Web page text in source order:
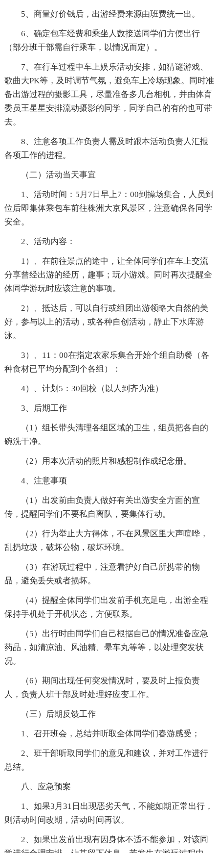
5、商量好价钱后，出游经费来源由班费统一出。
6、确定包车经费和乘坐人数接送同学们方便出行
（部分班干部需自行乘车，以情况而定）。
7、在行车过程中车上娱乐活动安排，如猜谜游戏、
歌曲大PK等，及时调节气氛，避免车上冷场现象。同时准
备出游过程的摄影工具，尽量准备多几台相机，并由体育
委员王星星安排流动摄影的同学，同学自己的有的也可带
去。
8、注意各项工作负责人需及时跟本活动负责人汇报
各项工作的进程。
（二）活动当天事宜
1、活动时间：5月7日早上7：00到操场集合，人员到
位后即集体乘包车前往株洲大京风景区，注意确保各同学
安全。
2、活动内容：
1）、在前往景点的途中，让全体同学们在车上交流
分享曾经出游的经历，趣事；玩小游戏。同时再次提醒全
体同学游玩时应该注意的事项。
2）、抵达后，可以自行或组团出游领略大自然的美
好，参与以上的活动，或各种自创活动，静止下水库游
泳。
3）、11：00在指定农家乐集合开始个组自助餐（各
种食材已平均分配到个各组）：
4）、计划5：30回校（以人到齐为准）
3、后期工作
（1）组长带头清理各组区域的卫生，组员把各自的
碗洗干净。
（2）用本次活动的照片和感想制作成纪念册。
4、注意事项
（1）出发前由负责人做好有关出游安全方面的宣
传，提醒同学们不要私自离队，要集体行动。
（2）行为举止大方得体，不在风景区里大声喧哗，
乱扔垃圾，破坏公物，破坏环境。
（3）在游玩过程中，注意看护好自己所携带的物
品，避免丢失或者损坏。
（4）提醒全体同学们出发前手机充足电，出游全程
保持手机处于开机状态，方便联系。
（5）出行时由同学们自己根据自己的情况准备应急
药品，如清凉油、风油精、晕车丸等等，以处理突发状
况。
（6）期间出现任何突发情况时，要及时上报负责
人，负责人班干部及时处理好应变工作。
（三）后期反馈工作
1、召开班会，总结并听取全体同学们春游感受；
2、班干部听取同学们的意见和建议，并对工作进行
总结。
八、应急预案
1、如果3月31日出现恶劣天气，不能如期正常出行，
则活动时间改期，活动时间再议。
2、如果出发前出现有因身体不适不能参加，对该同